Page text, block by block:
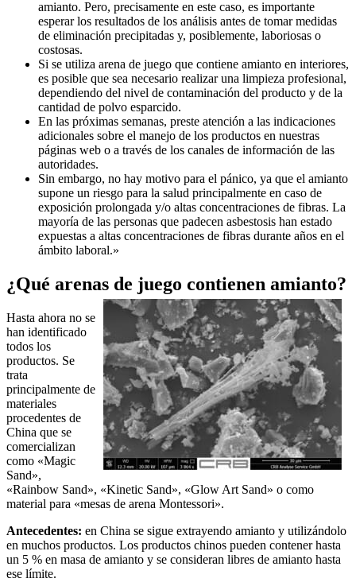
amianto. Pero, precisamente en este caso, es importante
esperar los resultados de los análisis antes de tomar medidas
de eliminación precipitadas y, posiblemente, laboriosas o
costosas.
Si se utiliza arena de juego que contiene amianto en interiores,
es posible que sea necesario realizar una limpieza profesional,
dependiendo del nivel de contaminación del producto y de la
cantidad de polvo esparcido.
En las próximas semanas, preste atención a las indicaciones
adicionales sobre el manejo de los productos en nuestras
páginas web o a través de los canales de información de las
autoridades.
Sin embargo, no hay motivo para el pánico, ya que el amianto
supone un riesgo para la salud principalmente en caso de
exposición prolongada y/o altas concentraciones de fibras. La
mayoría de las personas que padecen asbestosis han estado
expuestas a altas concentraciones de fibras durante años en el
ámbito laboral.»
¿Qué arenas de juego contienen amianto?
Hasta ahora no se
han identificado
todos los
productos. Se
trata
principalmente de
materiales
procedentes de
China que se
comercializan
como «Magic
Sand»,
«Rainbow Sand», «Kinetic Sand», «Glow Art Sand» o como
material para «mesas de arena Montessori».
Antecedentes: en China se sigue extrayendo amianto y utilizándolo
en muchos productos. Los productos chinos pueden contener hasta
un 5 % en masa de amianto y se consideran libres de amianto hasta
ese límite.